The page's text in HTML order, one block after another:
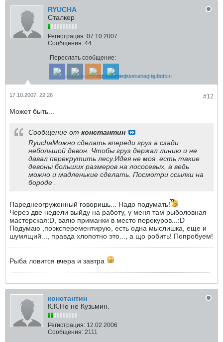
RYUCHA
Сталкер
Регистрация: 07.10.2007
Сообщения: 44
Переслать сообщение:
#12
17.10.2007, 22:26
Может быть...
Сообщение от константин
RyuchaМожно сделать впереди груз а сзади
небольшой девон. Чтобы груз держал линию и не
давал перекрутить лесу.Идея не моя .есть такие
девоны больших размеров на лососевых, а ведь
можно и мадленькие сделать. Посмотри ссылки на
бороде .
Пареднеогруженный говоришь... Надо подумать!
Через две недели выйду на работу, у меня там рыболовная
мастерская:D, ваяю приманки в место перекуров...:D
Подумаю ,поэксперементирую, есть одна мыслишка, еще и
шумящий..., правда хлопотно это..., а що робить! Попробуем!
Рыба ловится вчера и завтра
константин
К.К.Но не Кузьмин.
Регистрация: 12.02.2006
Сообщения: 2111